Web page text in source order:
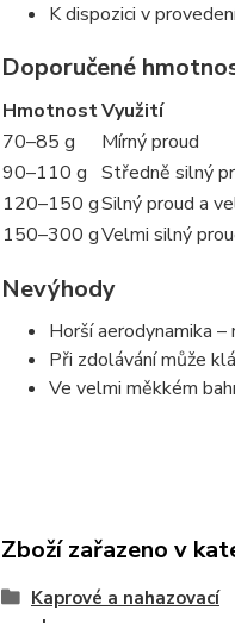
K dispozici v
Doporučené
HmotnostVyužití
70–85 g
Mírný proud
90–110 g Středně silný
120–150 gSilný proud a
150–300 gVelmi silný
Nevýhody
Horší aerodynamika
Při zdolávání může
Ve velmi měkkém
Zboží zařazeno v
Kaprové a nahazovací